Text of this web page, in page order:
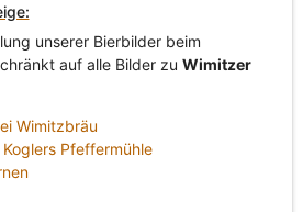
unserer Bierbilder beim
auf alle Bilder zu Wimitzer
Wimitzbräu
Pfeffermühle